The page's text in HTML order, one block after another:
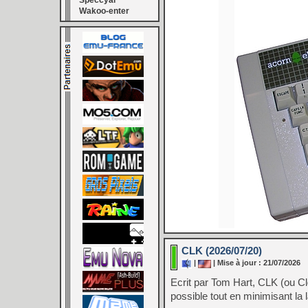
Wakoo-enter
CLK (2026/07/20)
| Mise à jour : 21/07/2026
Ecrit par Tom Hart, CLK (ou
possible tout en minimisant la